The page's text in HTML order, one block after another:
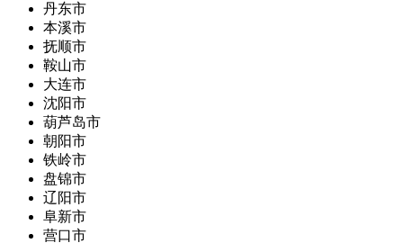
丹东市
本溪市
抚顺市
鞍山市
大连市
沈阳市
葫芦岛市
朝阳市
铁岭市
盘锦市
辽阳市
阜新市
营口市